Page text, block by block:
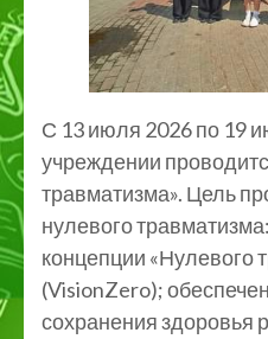
С 13 июля 2026 по 19
учреждении
травматизма». Цель
нулевого
концепции «Нулевого
(VisionZero);
сохранения здоровья